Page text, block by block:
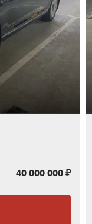
40 000 000 ₽